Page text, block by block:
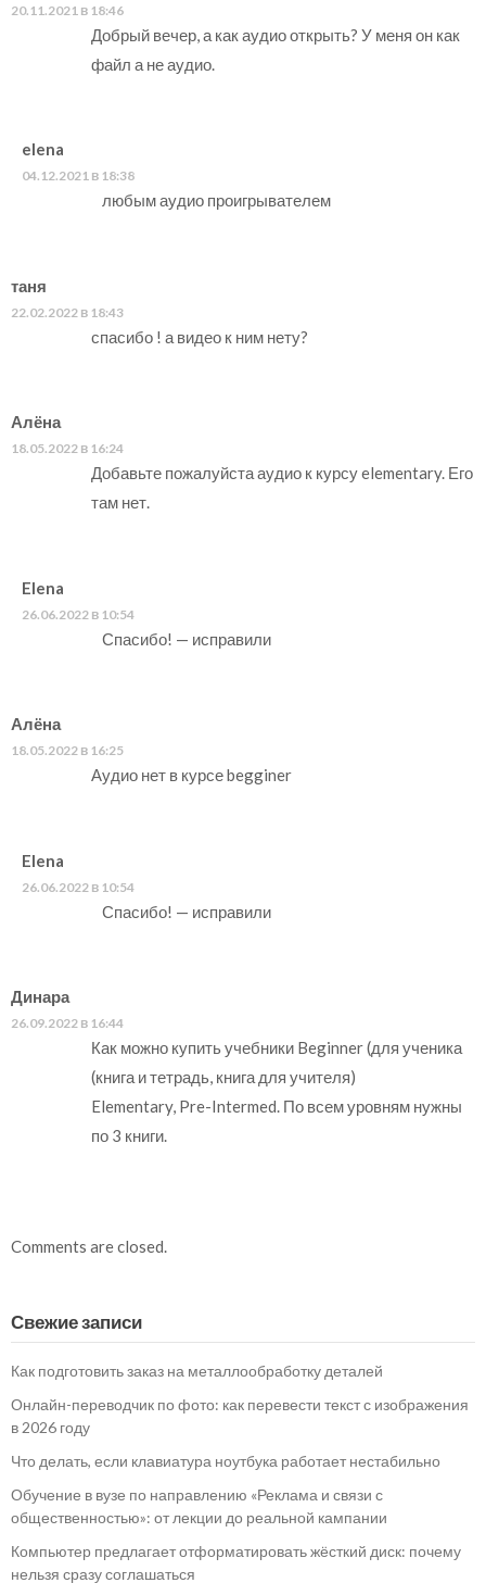
20.11.2021 в 18:46
Добрый вечер, а как аудио открыть? У меня он как
файл а не аудио.
elena
04.12.2021 в 18:38
любым аудио проигрывателем
таня
22.02.2022 в 18:43
спасибо ! а видео к ним нету?
Алёна
18.05.2022 в 16:24
Добавьте пожалуйста аудио к курсу elementary. Его
там нет.
Elena
26.06.2022 в 10:54
Спасибо! — исправили
Алёна
18.05.2022 в 16:25
Аудио нет в курсе begginer
Elena
26.06.2022 в 10:54
Спасибо! — исправили
Динара
26.09.2022 в 16:44
Как можно купить учебники Beginner (для ученика
(книга и тетрадь, книга для учителя)
Elementary, Pre-Intermed. По всем уровням нужны
по 3 книги.
Comments are closed.
Свежие записи
Как подготовить заказ на металлообработку деталей
Онлайн-переводчик по фото: как перевести текст с изображения
в 2026 году
Что делать, если клавиатура ноутбука работает нестабильно
Обучение в вузе по направлению «Реклама и связи с
общественностью»: от лекции до реальной кампании
Компьютер предлагает отформатировать жёсткий диск: почему
нельзя сразу соглашаться